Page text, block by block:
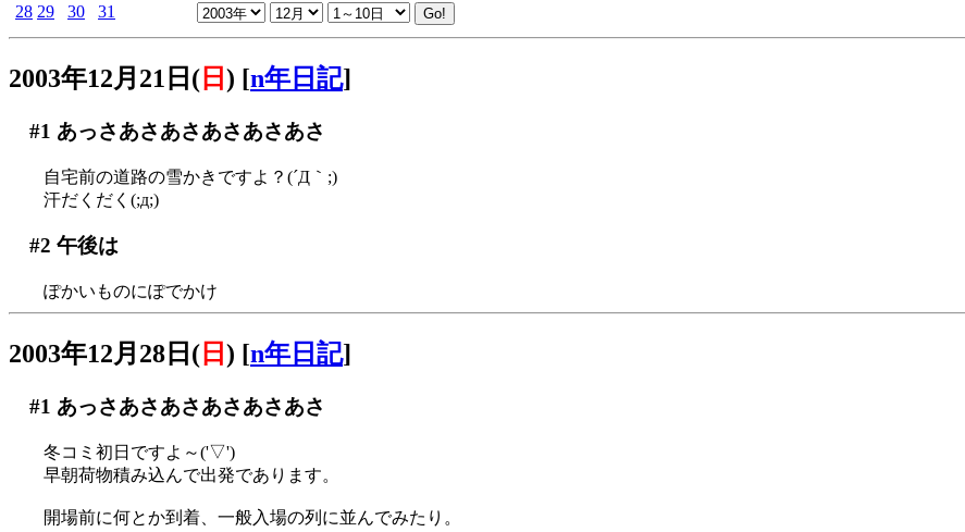
28 29 30 31
2003年12月21日( 日 ) [n年日記]
#1 あっさあさあさあさあさあさ
自宅前の道路の雪かきですよ？(´Д｀;)
汗だくだく(;д;)
#2 午後は
ぽかいものにぽでかけ
2003年12月28日( 日 ) [n年日記]
#1 あっさあさあさあさあさあさ
冬コミ初日ですよ～('▽')
早朝荷物積み込んで出発であります。
開場前に何とか到着、一般入場の列に並んでみたり。